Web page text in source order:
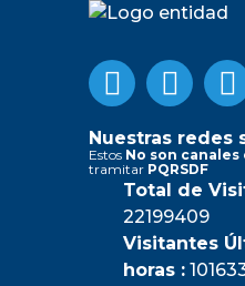
Nuestras redes
Estos No son
tramitar PQRSDF
Total de
22199409
Visitantes
horas :